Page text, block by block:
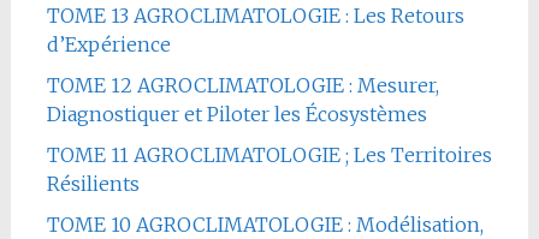
TOME 13 AGROCLIMATOLOGIE : Les Retours
d’Expérience
TOME 12 AGROCLIMATOLOGIE : Mesurer,
Diagnostiquer et Piloter les Écosystèmes
TOME 11 AGROCLIMATOLOGIE ; Les Territoires
Résilients
TOME 10 AGROCLIMATOLOGIE : Modélisation,